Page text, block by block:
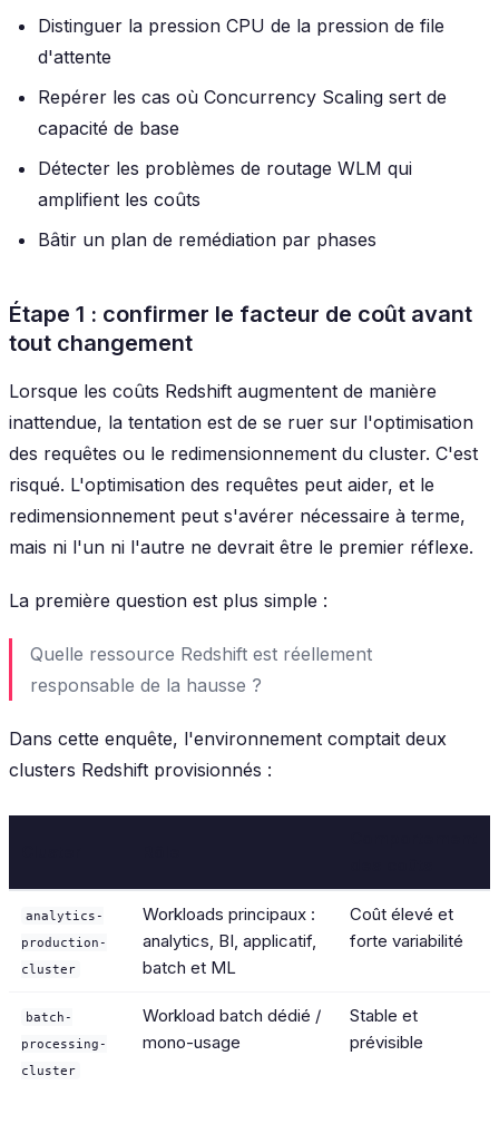
Distinguer la pression CPU de la pression de file
d'attente
Repérer les cas où Concurrency Scaling sert de
capacité de base
Détecter les problèmes de routage WLM qui
amplifient les coûts
Bâtir un plan de remédiation par phases
Étape 1 : confirmer le facteur de coût avant
tout changement
Lorsque les coûts Redshift augmentent de manière
inattendue, la tentation est de se ruer sur l'optimisation
des requêtes ou le redimensionnement du cluster. C'est
risqué. L'optimisation des requêtes peut aider, et le
redimensionnement peut s'avérer nécessaire à terme,
mais ni l'un ni l'autre ne devrait être le premier réflexe.
La première question est plus simple :
Quelle ressource Redshift est réellement
responsable de la hausse ?
Dans cette enquête, l'environnement comptait deux
clusters Redshift provisionnés :
analytics-
production-
cluster
Workloads principaux :
analytics, BI, applicatif,
batch et ML
Coût élevé et
forte variabilité
batch-
processing-
cluster
Workload batch dédié /
mono-usage
Stable et
prévisible